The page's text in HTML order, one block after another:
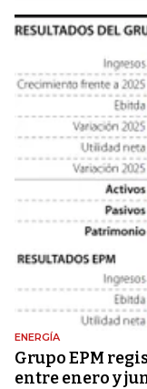
ENERGÍA
Grupo EPM
entre enero y